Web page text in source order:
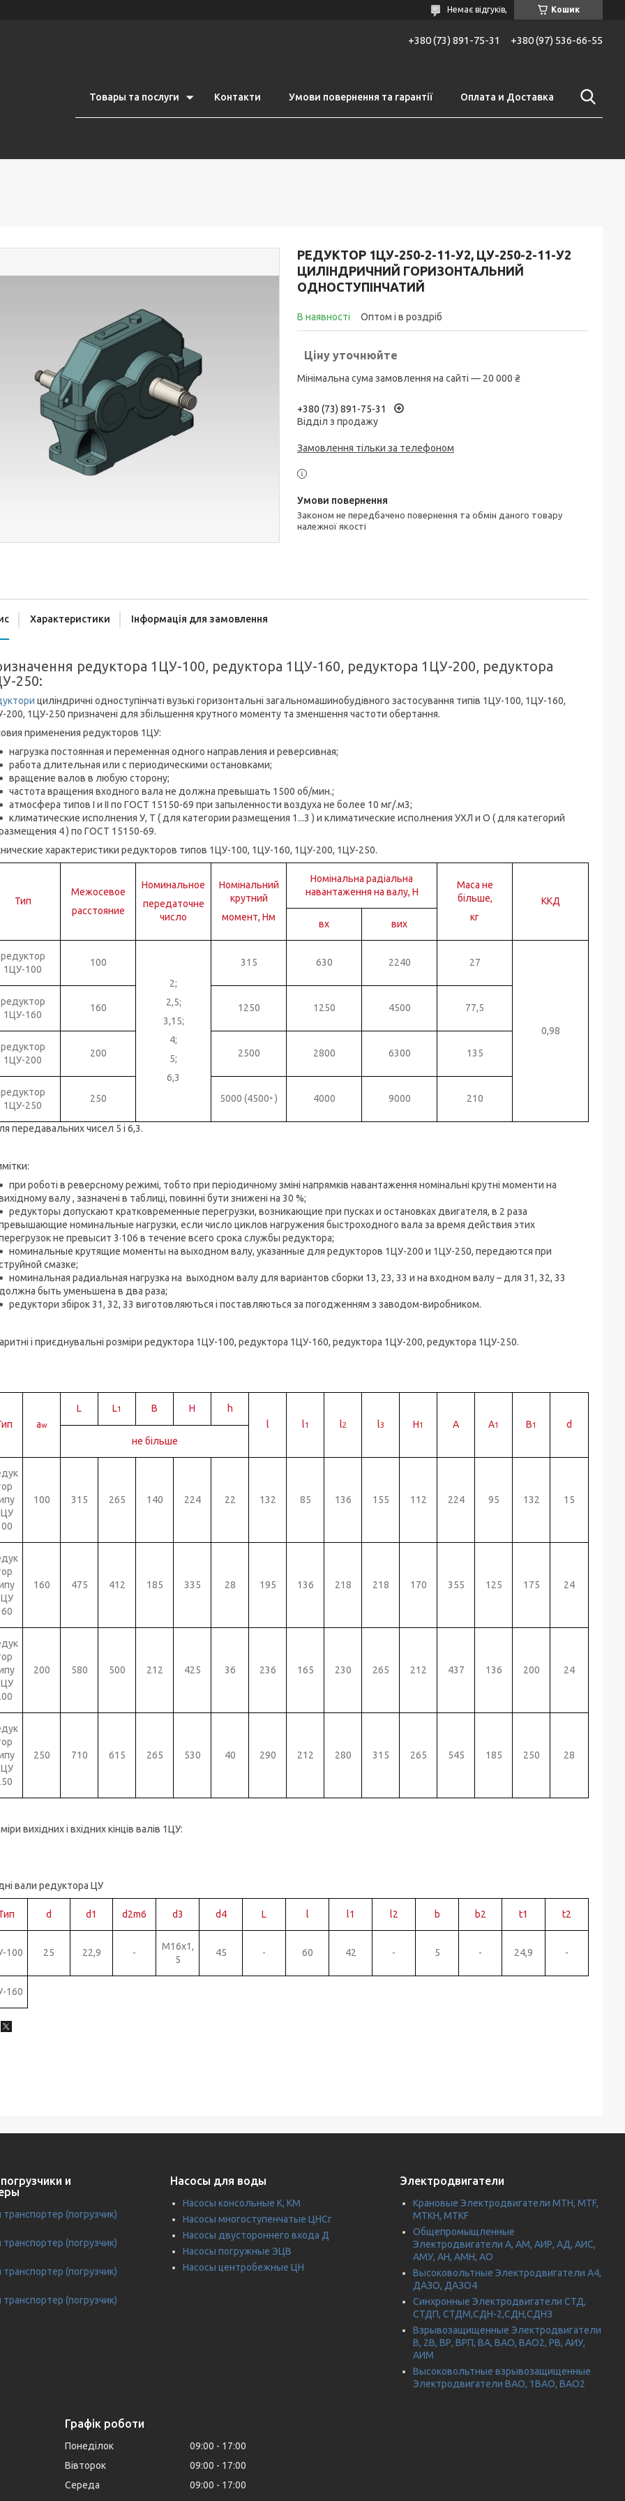
Кошик
Немає відгуків,
+380 (73) 891-75-31 +380 (97) 536-66-55
Товары та послуги Контакти Умови повернення та гарантії Оплата и Доставка
РЕДУКТОР 1ЦУ-250-2-11-У2, ЦУ-250-2-11-У2
ЦИЛІНДРИЧНИЙ ГОРИЗОНТАЛЬНИЙ
ОДНОСТУПІНЧАТИЙ
В наявності Оптом і в роздріб
Ціну уточнюйте
Мінімальна сума замовлення на сайті — 20 000 ₴
+380 (73) 891-75-31
Відділ з продажу
Замовлення тільки за телефоном
Законом не передбачено повернення та обмін даного товару
належної якості
Характеристики Інформація для замовлення
редуктора 1ЦУ-100, редуктора 1ЦУ-160, редуктора 1ЦУ-200, редуктора
250:
циліндричні одноступінчаті вузькі горизонтальні загальномашинобудівного застосування типів 1ЦУ-100, 1ЦУ-160,
200, 1ЦУ-250 призначені для збільшення крутного моменту та зменшення частоти обертання.
применения редукторов 1ЦУ:
нагрузка постоянная и переменная одного направления и реверсивная;
работа длительная или с периодическими остановками;
вращение валов в любую сторону;
частота вращения входного вала не должна превышать 1500 об/мин.;
атмосфера типов I и II по ГОСТ 15150-69 при запыленности воздуха не более 10 мг/.м3;
климатические исполнения У, Т ( для категории размещения 1...3 ) и климатические исполнения УХЛ и О ( для категорий
4 ) по ГОСТ 15150-69.
характеристики редукторов типов 1ЦУ-100, 1ЦУ-160, 1ЦУ-200, 1ЦУ-250.
Тип
Межосевое
расстояние
Номинальное
передаточне
число
Номінальний
крутний
момент, Нм
Номінальна радіальна
навантаження на валу, Н
Маса не
більше,
кг
ККД
вх вих
редуктор
1ЦУ-100
100
2;
2,5;
3,15;
4;
5;
6,3
315 630 2240 27
0,98
редуктор
1ЦУ-160
160 1250 1250 4500 77,5
редуктор
1ЦУ-200
200 2500 2800 6300 135
редуктор
1ЦУ-250
250 5000 (4500* ) 4000 9000 210
передавальних чисел 5 і 6,3.
при роботі в реверсному режимі, тобто при періодичному зміні напрямків навантаження номінальні крутні моменти на
валу , зазначені в таблиці, повинні бути знижені на 30 %;
редукторы допускают кратковременные перегрузки, возникающие при пусках и остановках двигателя, в 2 раза
номинальные нагрузки, если число циклов нагружения быстроходного вала за время действия этих
не превысит 3·106 в течение всего срока службы редуктора;
номинальные крутящие моменты на выходном валу, указанные для редукторов 1ЦУ-200 и 1ЦУ-250, передаются при
смазке;
номинальная радиальная нагрузка на выходном валу для вариантов сборки 13, 23, 33 и на входном валу – для 31, 32, 33
должна быть уменьшена в два раза;
редуктори збірок 31, 32, 33 виготовляються і поставляються за погодженням з заводом-виробником.
і приєднувальні розміри редуктора 1ЦУ-100, редуктора 1ЦУ-160, редуктора 1ЦУ-200, редуктора 1ЦУ-250.
aw
L L1 B H
h
l
l1 l2 l3 H1 A A1 B1
d
не більше
100 315 265 140 224 22 132 85 136 155 112 224 95 132 15
160 475 412 185 335 28 195 136 218 218 170 355 125 175 24
200 580 500 212 425 36 236 165 230 265 212 437 136 200 24
250 710 615 265 530 40 290 212 280 315 265 545 185 250 28
вихідних і вхідних кінців валів 1ЦУ:
вали редуктора ЦУ
d d1 d2m6 d3 d4 L l l1 l2 b b2 t1 t2
100 25 22,9 -
M16x1,
5
45 - 60 42 - 5 - 24,9 -
160
и
(погрузчик)
(погрузчик)
(погрузчик)
(погрузчик)
Насосы для воды
Насосы консольные К, КМ
Насосы многоступенчатые ЦНСг
Насосы двустороннего входа Д
Насосы погружные ЭЦВ
Насосы центробежные ЦН
Электродвигатели
Крановые Электродвигатели МТН, MTF,
МТКН, MTKF
Общепромыщленные
Электродвигатели А, АМ, АИР, АД, АИС,
АМУ, АН, АМН, АО
Высоковольтные Электродвигатели А4,
ДАЗО, ДАЗО4
Синхронные Электродвигатели СТД,
СТДП, СТДМ,СДН-2,СДН,СДНЗ
Взрывозащищенные Электродвигатели
В, 2В, ВР, ВРП, ВА, ВАО, ВАО2, РВ, АИУ,
АИМ
Высоковольтные взрывозащищенные
Электродвигатели ВАО, 1ВАО, ВАО2
Графік роботи
Понеділок 09:00
17:00
Вівторок
09:00
17:00
Середа
09:00
17:00